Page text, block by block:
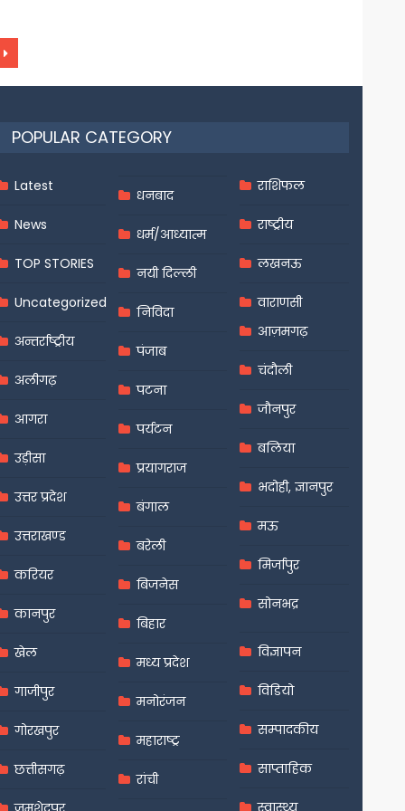
POPULAR CATEGORY
Latest
News
TOP STORIES
Uncategorized
अन्तर्राष्ट्रीय
अलीगढ़
आगरा
उड़ीसा
उत्तर प्रदेश
उत्तराखण्ड
करियर
कानपुर
खेल
गाजीपुर
गोरखपुर
छत्तीसगढ़
धनबाद
धर्म/आध्यात्म
नयी दिल्ली
निविदा
पंजाब
पटना
पर्यटन
प्रयागराज
बंगाल
बरेली
बिजनेस
बिहार
मध्य प्रदेश
मनोरंजन
महाराष्ट्र
रांची
राशिफल
राष्ट्रीय
लखनऊ
वाराणसी
आज़मगढ़
चंदौली
जौनपुर
बलिया
भदोही, ज्ञानपुर
मऊ
मिर्जापुर
सोनभद्र
विज्ञापन
विडियो
सम्पादकीय
साप्ताहिक
स्वास्थ्य